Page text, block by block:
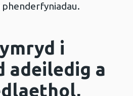
phenderfyniadau.
i
adeiledig a